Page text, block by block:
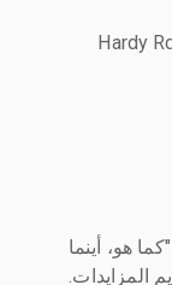
1428
هو، أينما
المزايدات.